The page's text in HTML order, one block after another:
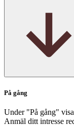
På gång
Under "På gång"
Anmäl ditt intresse